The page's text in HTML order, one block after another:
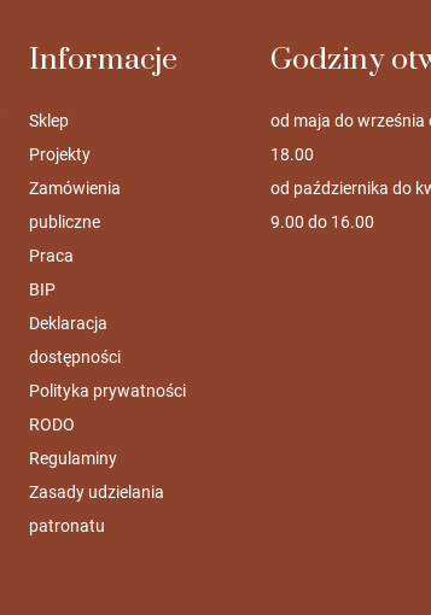
Informacje
Sklep
Projekty
Zamówienia
publiczne
Praca
BIP
Deklaracja
dostępności
Polityka prywatności
RODO
Regulaminy
Zasady udzielania
patronatu
Godziny
od maja do września
18.00
od października do
9.00 do 16.00